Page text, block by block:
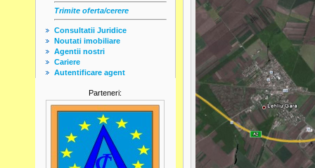
Trimite oferta/cerere
Consultatii Juridice
Noutati imobiliare
Agentii nostri
Cariere
Autentificare agent
Parteneri: